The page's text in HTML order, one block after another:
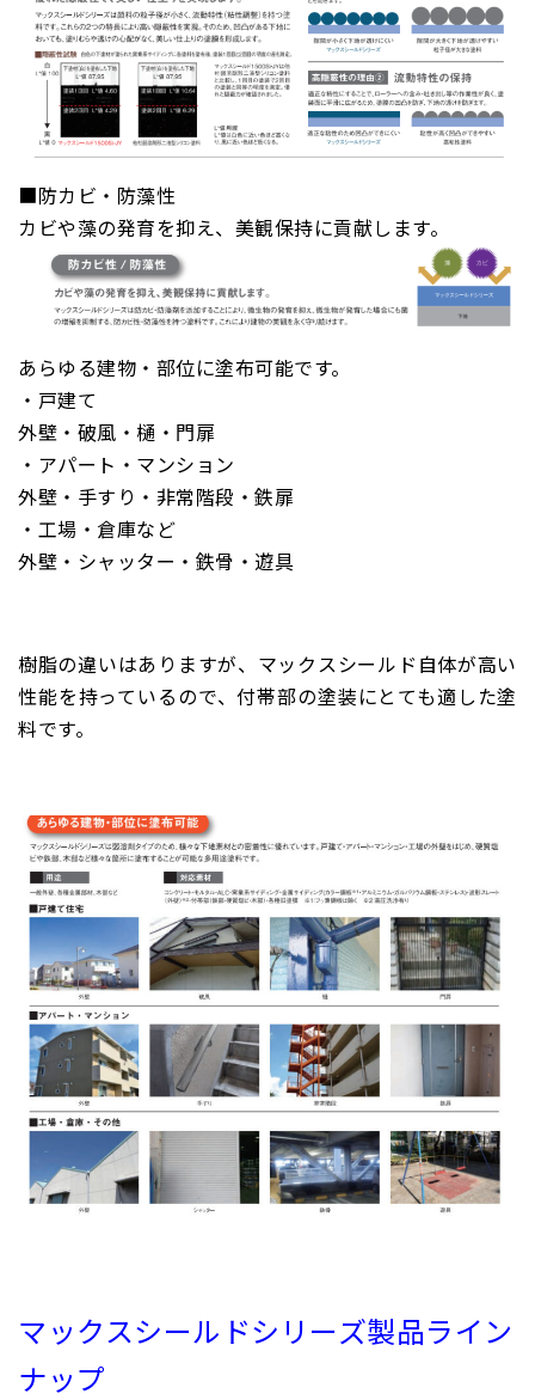
■防カビ・防藻性
カビや藻の発育を抑え、美観保持に貢献します。
あらゆる建物・部位に塗布可能です。
・戸建て
外壁・破風・樋・門扉
・アパート・マンション
外壁・手すり・非常階段・鉄扉
・工場・倉庫など
外壁・シャッター・鉄骨・遊具
樹脂の違いはありますが、マックスシールド自体が高い
性能を持っているので、付帯部の塗装にとても適した塗
料です。
マックスシールドシリーズ製品ライン
ナップ